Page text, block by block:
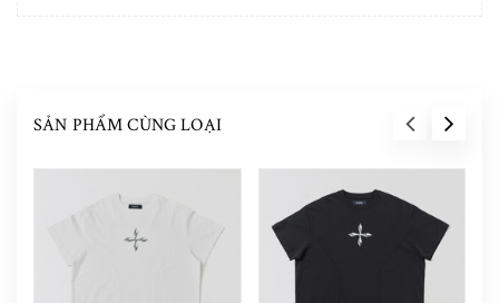
SẢN PHẨM CÙNG LOẠI